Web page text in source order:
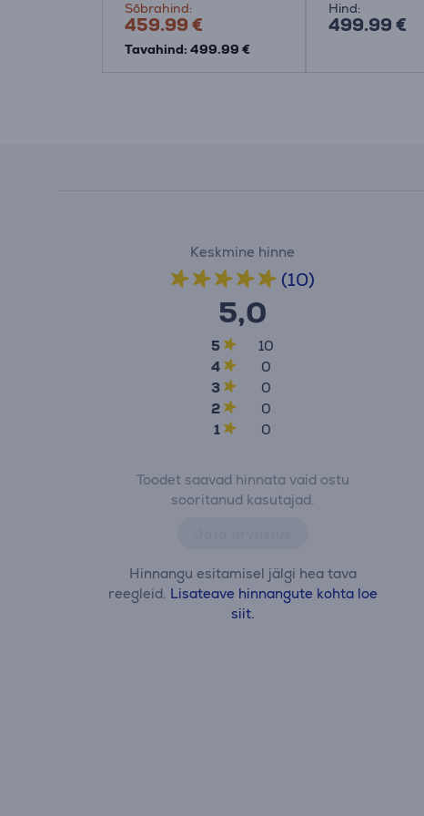
Sõbrahind:
459.99 €
Tavahind: 499.99 €
Hind:
499.99 €
Keskmine hinne
(10)
5,0
5
10
4
0
3
0
2
0
1
0
Toodet saavad hinnata vaid ostu
sooritanud kasutajad.
Hinnangu esitamisel jälgi hea tava
reegleid. Lisateave hinnangute kohta loe
siit.